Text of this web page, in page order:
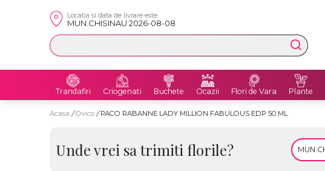
Locatia si data de livrare este
MUN.CHISINAU 2026-08-08
Trandafiri Criogenati Buchete Ocazii Flori de Vara Plante
Acasa / Ovico / PACO RABANNE LADY MILLION FABULOUS EDP 50 ML
Unde vrei sa trimiti florile?